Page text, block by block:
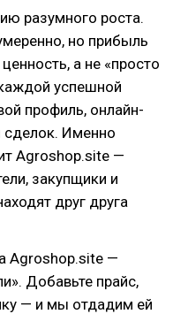
разумного роста.
но прибыль
а не «просто
успешной
профиль, онлайн-
сделок. Именно
Agroshop.site —
закупщики и
друг друга
Agroshop.site —
Добавьте прайс,
— и мы отдадим ей